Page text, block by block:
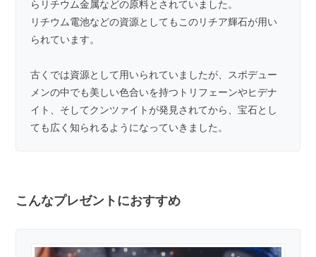
らリチウム金属などの原料とされていました。
リチウム電池などの資源としてもこのリチア輝石が用い
られています。
古くでは資源として用いられていましたが、スポデュー
メンの中でも美しい色合いを持つトリフェーンやヒデナ
イト、そしてクンツァイトが発見されてから、宝石とし
ても広く知られるようになっていきました。
こんなプレゼントにおすすめ